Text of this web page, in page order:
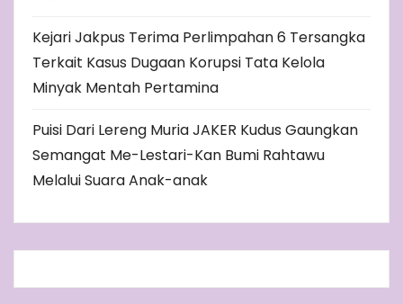
Kejari Jakpus Terima Perlimpahan 6 Tersangka
Terkait Kasus Dugaan Korupsi Tata Kelola
Minyak Mentah Pertamina
Puisi Dari Lereng Muria JAKER Kudus Gaungkan
Semangat Me-Lestari-Kan Bumi Rahtawu
Melalui Suara Anak-anak